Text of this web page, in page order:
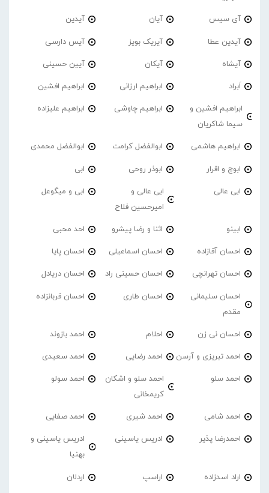
آی سیس آیان آیدین
آیدین عطا آیریک بویز آیس دارسی
آیشاه آیکان آیین حسینی
اَبراد ابراهیم ارزانی ابراهیم افشین
ابراهیم افشین و
سیما شاکریان
ابراهیم چاوشی ابراهیم علیزاده
ابراهیم هاشمی ابوالفضل کرامت ابوالفضل محمدی
ابوچ و اقرار ابوذر روحی ابی
ابی عالی
ابی عالی و
امیرحسین فلاح
ابی و میگوعل
ابینو اثنا و رضا پیشرو احد محبی
احسان آقازاده احسان اسماعیلی احسان پایا
احسان تهرانچی احسان حسینی راد احسان دریادل
احسان سلیمانی
مقدم
احسان طاری احسان قربانزاده
احسان نی زن احلام احمد بازوند
احمد تبریزی و آرسن احمد‌ رضایی احمد سعیدی
احمد سلو
احمد سلو و اشکان
کریمخانی
احمد سولو
احمد شامی احمد شیری احمد صفایی
احمدرضا پذیر ادریس یاسینی
ادریس یاسینی و
بهنیا
اراد اسدزاده اراسپ اردلان